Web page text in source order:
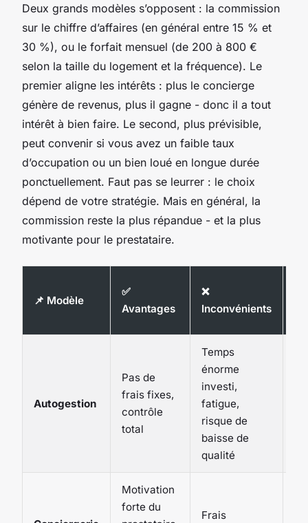
Deux grands modèles s’opposent : la commission
sur le chiffre d’affaires (en général entre 15 % et
30 %), ou le forfait mensuel (de 200 à 800 €
selon la taille du logement et la fréquence). Le
premier aligne les intérêts : plus le concierge
génère de revenus, plus il gagne - donc il a tout
intérêt à bien faire. Le second, plus prévisible,
peut convenir si vous avez un faible taux
d’occupation ou un bien loué en longue durée
ponctuellement. Faut pas se leurrer : le choix
dépend de votre stratégie. Mais en général, la
commission reste la plus répandue - et la plus
motivante pour le prestataire.
📌 Modèle
✅
Avantages
❌
Inconvénients
Autogestion
Pas de
frais fixes,
contrôle
total
Temps
énorme
investi,
fatigue,
risque de
baisse de
qualité
Motivation
forte du
Frais